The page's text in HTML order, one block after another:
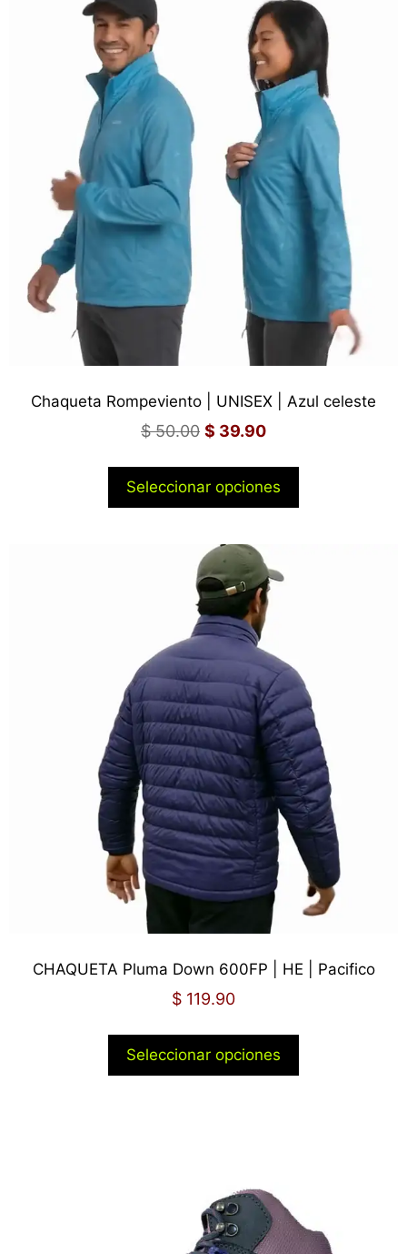
Chaqueta Rompeviento | UNISEX | Azul celeste
$50.00 $ 39.90
Seleccionar opciones
CHAQUETA Pluma Down 600FP | HE | Pacifico
$ 119.90
Seleccionar opciones